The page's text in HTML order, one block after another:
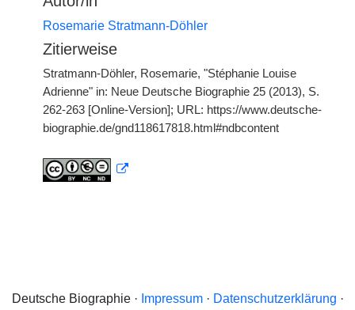
Rosemarie Stratmann-Döhler
Zitierweise
Stratmann-Döhler, Rosemarie, "Stéphanie Louise
Adrienne" in: Neue Deutsche Biographie 25 (2013), S.
262-263 [Online-Version]; URL: https://www.deutsche-
biographie.de/gnd118617818.html#ndbcontent
Deutsche Biographie · Impressum· Datenschutzerklärung ·